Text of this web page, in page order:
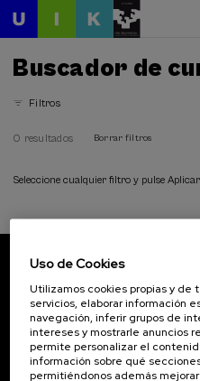
Buscador de
Filtros
0 resultados Borrar filtros
Seleccione cualquier filtro y pulse
Inscríbete para ser el primero/a en
novedades de UIK.
Suscribirse
Uso de Cookies
Utilizamos cookies propias y de
servicios, elaborar información
navegación, inferir grupos de
intereses y mostrarle anuncios
permite personalizar el
información sobre qué
permitiéndonos además